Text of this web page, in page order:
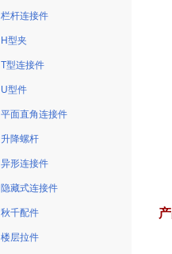
栏杆连接件
H型夹
T型连接件
U型件
平面直角连接件
升降螺杆
异形连接件
隐藏式连接件
秋千配件
楼层拉件